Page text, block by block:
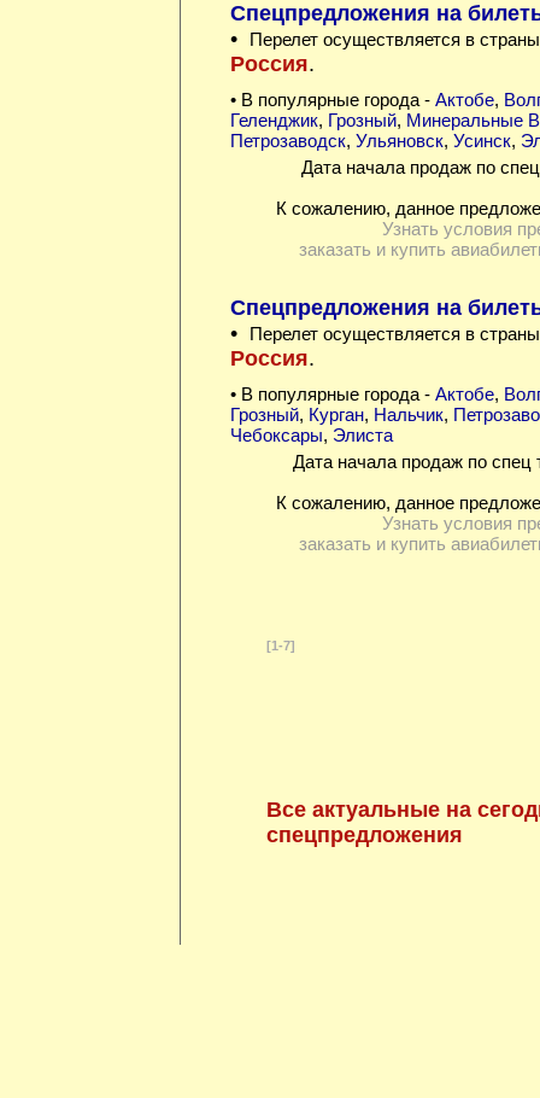
Спецпредложения на
•
Перелет осуществляется в
Россия.
• В популярные города - Актобе,
Геленджик, Грозный, Минеральные
Петрозаводск, Ульяновск, Усинск,
Дата начала продаж по
К сожалению, данное
Узнать условия
заказать и купить
Спецпредложения на
•
Перелет осуществляется в
Россия.
• В популярные города - Актобе,
Грозный, Курган, Нальчик,
Чебоксары, Элиста
Дата начала продаж по
К сожалению, данное
Узнать условия
заказать и купить
[1-7]
Все актуальные на
спецпредложения